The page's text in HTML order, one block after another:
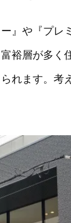
』や『プレ
裕層が多く
れます。考